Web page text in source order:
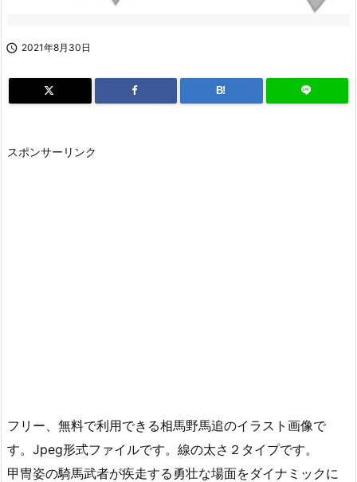
 2021年8月30日
B!
スポンサーリンク
フリー、無料で利用できる相馬野馬追のイラスト画像で
す。Jpeg形式ファイルです。線の太さ２タイプです。
甲冑姿の騎馬武者が疾走する勇壮な場面をダイナミックに